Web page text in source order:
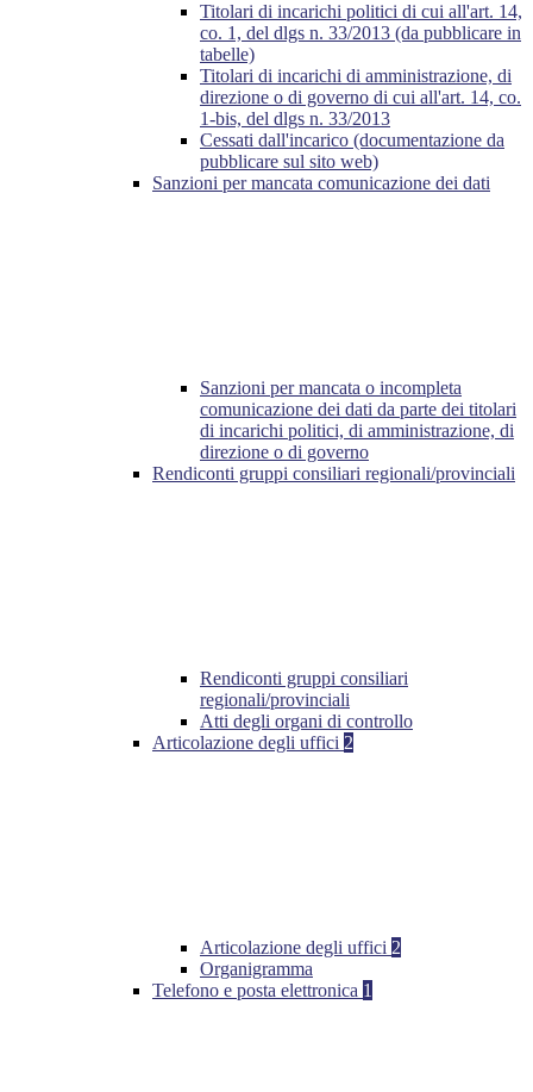
Titolari di incarichi politici di cui all'art. 14,
co. 1, del dlgs n. 33/2013 (da pubblicare in
tabelle)
Titolari di incarichi di amministrazione, di
direzione o di governo di cui all'art. 14, co.
1-bis, del dlgs n. 33/2013
Cessati dall'incarico (documentazione da
pubblicare sul sito web)
Sanzioni per mancata comunicazione dei dati
Sanzioni per mancata o incompleta
comunicazione dei dati da parte dei titolari
di incarichi politici, di amministrazione, di
direzione o di governo
Rendiconti gruppi consiliari regionali/provinciali
Rendiconti gruppi consiliari
regionali/provinciali
Atti degli organi di controllo
Articolazione degli uffici 2
Articolazione degli uffici 2
Organigramma
Telefono e posta elettronica 1